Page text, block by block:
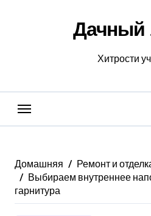
Хитрости
Домашняя
Ремонт и
Выбираем внутреннее
гарнитура